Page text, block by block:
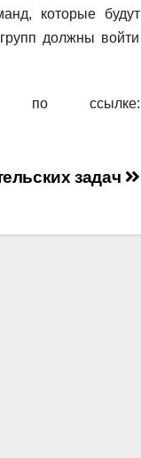
которые будут
должны войти
по ссылке:
задач